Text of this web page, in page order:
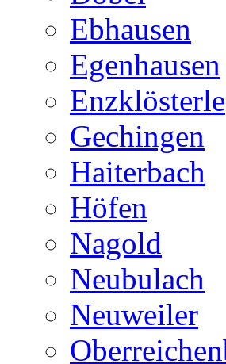
Ebhausen
Egenhausen
Enzklösterle
Gechingen
Haiterbach
Höfen
Nagold
Neubulach
Neuweiler